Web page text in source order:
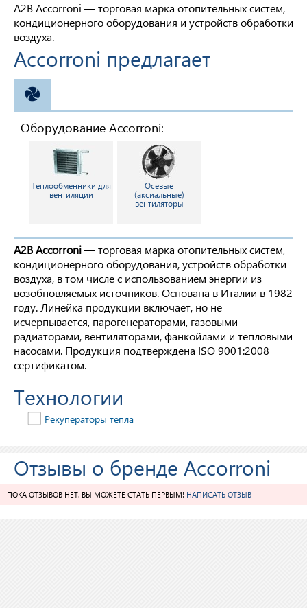
A2B Accorroni — торговая марка отопительных систем,
кондиционерного оборудования и устройств обработки
воздуха.
Accorroni предлагает
Оборудование Accorroni:
Теплообменники для
вентиляции
Осевые
(аксиальные)
вентиляторы
A2B Accorroni— торговая марка отопительных систем,
кондиционерного оборудования, устройств обработки
воздуха, в том числе с использованием энергии из
возобновляемых источников. Основана в Италии в 1982
году. Линейка продукции включает, но не
исчерпывается, парогенераторами, газовыми
радиаторами, вентиляторами, фанкойлами и тепловыми
насосами. Продукция подтверждена ISO 9001:2008
сертификатом.
Технологии
Рекуператоры тепла
Отзывы о бренде Accorroni
ПОКА ОТЗЫВОВ НЕТ. ВЫ МОЖЕТЕ СТАТЬ ПЕРВЫМ! НАПИСАТЬ ОТЗЫВ